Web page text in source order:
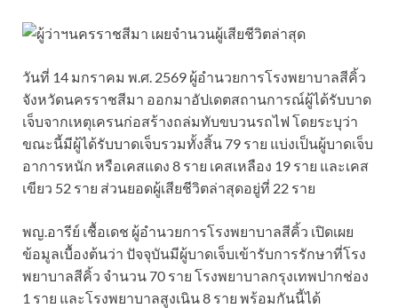
วันที่ 14 มกราคม พ.ศ. 2569 ผู้อำนวยการโรงพยาบาลสีคิ้ว
จังหวัดนครราชสีมา ออกมาอัปเดตสถานการณ์ผู้ได้รับบาด
เจ็บจากเหตุเครนก่อสร้างถล่มทับขบวนรถไฟ โดยระบุว่า
ขณะนี้มีผู้ได้รับบาดเจ็บรวมทั้งสิ้น 79 ราย แบ่งเป็นผู้บาดเจ็บ
อาการหนัก หรือเคสแดง 8 ราย เคสเหลือง 19 ราย และเคส
เขียว 52 ราย ส่วนยอดผู้เสียชีวิตล่าสุดอยู่ที่ 22 ราย
พญ.อารีย์ เชื้อเดช ผู้อำนวยการโรงพยาบาลสีคิ้ว เปิดเผย
ข้อมูลเบื้องต้นว่า ปัจจุบันมีผู้บาดเจ็บเข้ารับการรักษาที่โรง
พยาบาลสีคิ้ว จำนวน 70 ราย โรงพยาบาลกรุงเทพปากช่อง
1 ราย และโรงพยาบาลสูงเนิน 8 ราย พร้อมกันนี้ได้